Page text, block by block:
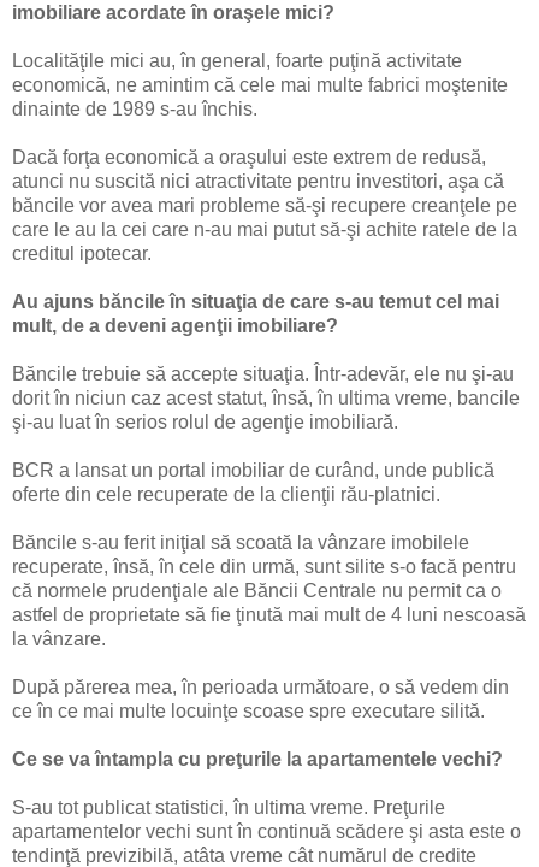
imobiliare acordate în oraşele mici?
Localităţile mici au, în general, foarte puţină activitate
economică, ne amintim că cele mai multe fabrici moştenite
dinainte de 1989 s-au închis.
Dacă forţa economică a oraşului este extrem de redusă,
atunci nu suscită nici atractivitate pentru investitori, aşa că
băncile vor avea mari probleme să-şi recupere creanţele pe
care le au la cei care n-au mai putut să-şi achite ratele de la
creditul ipotecar.
Au ajuns băncile în situaţia de care s-au temut cel mai
mult, de a deveni agenţii imobiliare?
Băncile trebuie să accepte situaţia. Într-adevăr, ele nu şi-au
dorit în niciun caz acest statut, însă, în ultima vreme, bancile
şi-au luat în serios rolul de agenţie imobiliară.
BCR a lansat un portal imobiliar de curând, unde publică
oferte din cele recuperate de la clienţii rău-platnici.
Băncile s-au ferit iniţial să scoată la vânzare imobilele
recuperate, însă, în cele din urmă, sunt silite s-o facă pentru
că normele prudenţiale ale Băncii Centrale nu permit ca o
astfel de proprietate să fie ţinută mai mult de 4 luni nescoasă
la vânzare.
După părerea mea, în perioada următoare, o să vedem din
ce în ce mai multe locuinţe scoase spre executare silită.
Ce se va întampla cu preţurile la apartamentele vechi?
S-au tot publicat statistici, în ultima vreme. Preţurile
apartamentelor vechi sunt în continuă scădere şi asta este o
tendinţă previzibilă, atâta vreme cât numărul de credite